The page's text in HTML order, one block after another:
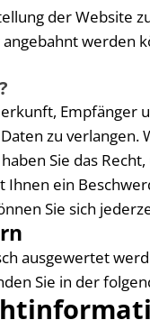
der Website
zu
Sie das
ein
Sie sich
ausgewertet
Sie in der